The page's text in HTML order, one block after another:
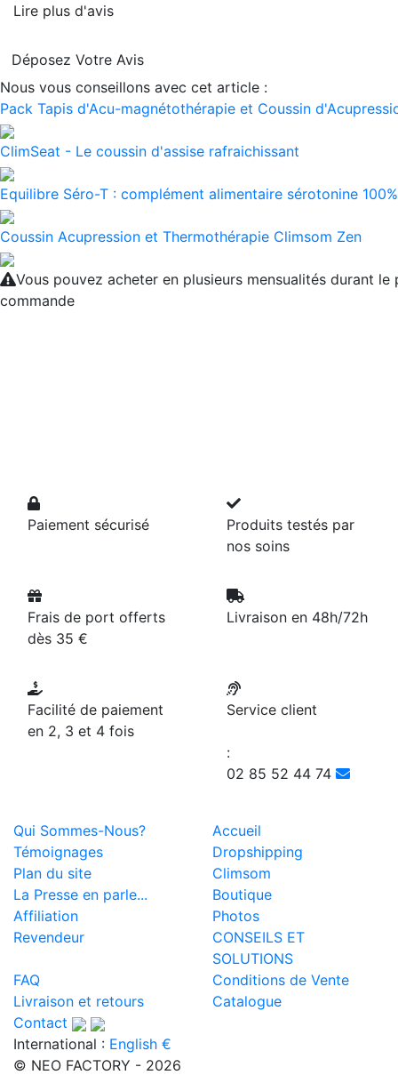
Lire plus d'avis
Déposez Votre Avis
Nous vous conseillons avec cet article :
Pack Tapis d'Acu-magnétothérapie et Coussin
ClimSeat - Le coussin d'assise rafraichissant
Equilibre Séro-T : complément alimentaire sérotonine
Coussin Acupression et Thermothérapie Climsom Zen
Vous pouvez acheter en plusieurs mensualités durant le
commande
Paiement sécurisé
Produits testés par
nos soins
Frais de port offerts
dès 35 €
Livraison en 48h/72h
Facilité de paiement
en 2, 3 et 4 fois
Service client
:
02 85 52 44 74
Qui Sommes-Nous?
Accueil
Témoignages
Dropshipping
Plan du site
Climsom
La Presse en parle...
Boutique
Affiliation
Photos
Revendeur
CONSEILS ET
SOLUTIONS
FAQ
Conditions de Vente
Livraison et retours
Catalogue
Contact
International : English €
© NEO FACTORY - 2026